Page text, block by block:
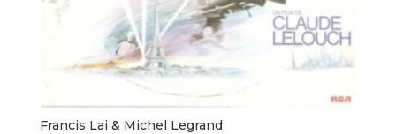
Francis Lai & Michel Legrand ‎